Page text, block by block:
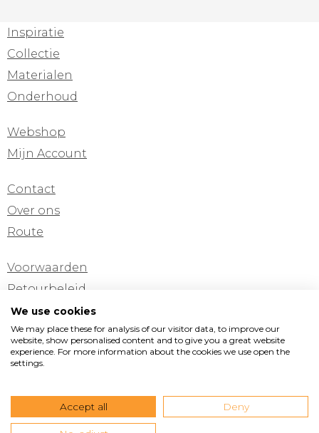
Inspiratie
Collectie
Materialen
Onderhoud
Webshop
Mijn Account
Contact
Over ons
Route
Voorwaarden
Retourbeleid
Privacyverklaring
Cookie verklaring
Pinterest
Edisonstraat 11 •3281 NC Numansdorp•T +31(0)168
We use cookies
We may place these for analysis of our visitor data, to improve our
website, show personalised content and to give you a great website
experience. For more information about the cookies we use open the
settings.
Accept all Deny